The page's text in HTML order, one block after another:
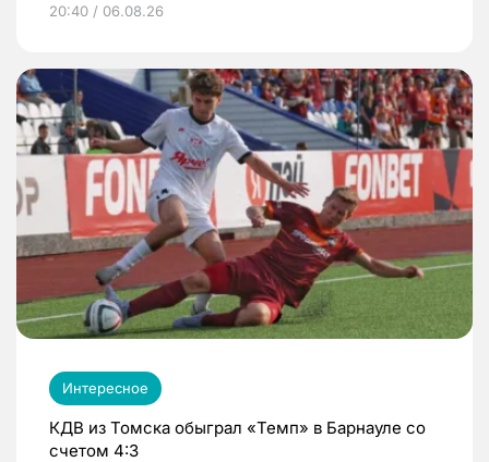
20:40 / 06.08.26
Интересное
КДВ из Томска обыграл «Темп» в Барнауле со
счетом 4:3